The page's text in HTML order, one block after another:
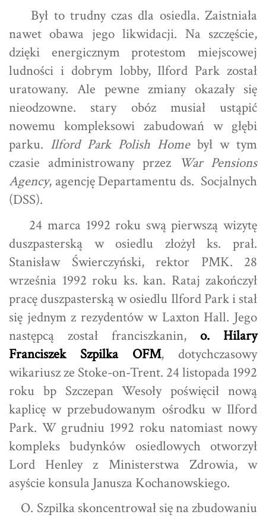
Był to trudny czas dla osiedla. Zaistniała
nawet obawa jego likwidacji. Na szczęście,
dzięki energicznym protestom miejscowej
ludności i dobrym lobby, Ilford Park został
uratowany. Ale pewne zmiany okazały się
nieodzowne. stary obóz musiał ustąpić
nowemu kompleksowi zabudowań w głębi
parku. Ilford Park Polish Homebył w tym
czasie administrowany przez War Pensions
Agency, agencję Departamentu ds. Socjalnych
(DSS).
24 marca 1992 roku swą pierwszą wizytę
duszpasterską w osiedlu złożył ks. prał.
Stanisław Świerczyński, rektor PMK. 28
września 1992 roku ks. kan. Rataj zakończył
pracę duszpasterską w osiedlu Ilford Park i stał
się jednym z rezydentów w Laxton Hall. Jego
następcą został franciszkanin, o. Hilary
Franciszek Szpilka OFM, dotychczasowy
wikariusz ze Stoke-on-Trent. 24 listopada 1992
roku bp Szczepan Wesoły poświęcił nową
kaplicę w przebudowanym ośrodku w Ilford
Park. W grudniu 1992 roku natomiast nowy
kompleks budynków osiedlowych otworzył
Lord Henley z Ministerstwa Zdrowia, w
asyście konsula Janusza Kochanowskiego.
O. Szpilka skoncentrował się na zbudowaniu